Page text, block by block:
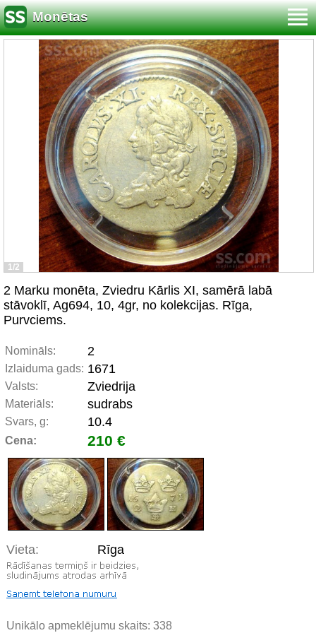
Monētas
1/2
2 Marku monēta, Zviedru Kārlis XI, samērā labā
stāvoklī, Ag694, 10, 4gr, no kolekcijas. Rīga,
Purvciems.
Nomināls: 2
Izlaiduma gads: 1671
Valsts: Zviedrija
Materiāls: sudrabs
Svars, g: 10.4
Cena: 210 €
Vieta: Rīga
Unikālo apmeklējumu skaits: 338